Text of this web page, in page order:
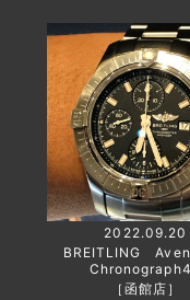
2022.09.20
BREITLING
［函館店］